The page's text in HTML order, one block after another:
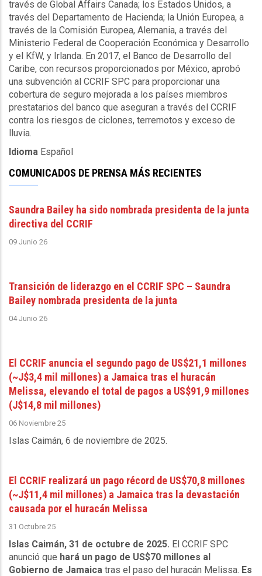
través de Global Affairs Canada; los Estados Unidos, a
través del Departamento de Hacienda; la Unión Europea, a
través de la Comisión Europea, Alemania, a través del
Ministerio Federal de Cooperación Económica y Desarrollo
y el KfW, y Irlanda. En 2017, el Banco de Desarrollo del
Caribe, con recursos proporcionados por México, aprobó
una subvención al CCRIF SPC para proporcionar una
cobertura de seguro mejorada a los países miembros
prestatarios del banco que aseguran a través del CCRIF
contra los riesgos de ciclones, terremotos y exceso de
lluvia.
Idioma Español
COMUNICADOS DE PRENSA MÁS RECIENTES
Saundra Bailey ha sido nombrada presidenta de la junta
directiva del CCRIF
09 Junio 26
Transición de liderazgo en el CCRIF SPC – Saundra
Bailey nombrada presidenta de la junta
04 Junio 26
El CCRIF anuncia el segundo pago de US$21,1 millones
(~J$3,4 mil millones) a Jamaica tras el huracán
Melissa, elevando el total de pagos a US$91,9 millones
(J$14,8 mil millones)
06 Noviembre 25
Islas Caimán, 6 de noviembre de 2025.
El CCRIF realizará un pago récord de US$70,8 millones
(~J$11,4 mil millones) a Jamaica tras la devastación
causada por el huracán Melissa
31 Octubre 25
Islas Caimán, 31 de octubre de 2025. El CCRIF SPC
anunció que hará un pago de US$70 millones al
Gobierno de Jamaica tras el paso del huracán Melissa. Es